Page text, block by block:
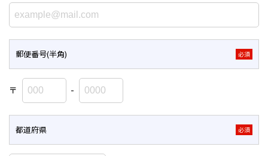
郵便番号(半角) 必須
〒 -
都道府県 必須